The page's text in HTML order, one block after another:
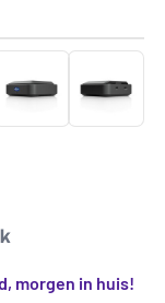
morgen in huis!